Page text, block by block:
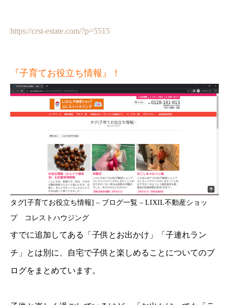
https://crst-estate.com/?p=5515
『子育てお役立ち情報』！
タグ[子育てお役立ち情報] – ブログ一覧 – LIXIL不動産ショッ
プ コレストハウジング
すでに追加してある「子供とお出かけ」「子連れラン
チ」とは別に、自宅で子供と楽しめることについてのブ
ログをまとめています。